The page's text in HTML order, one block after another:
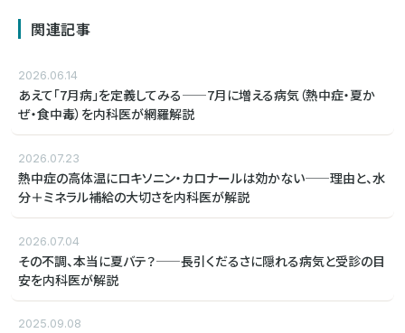
関連記事
2026.06.14
あえて「7月病」を定義してみる——7月に増える病気（熱中症・夏か
ぜ・食中毒）を内科医が網羅解説
2026.07.23
熱中症の高体温にロキソニン・カロナールは効かない——理由と、水
分＋ミネラル補給の大切さを内科医が解説
2026.07.04
その不調、本当に夏バテ？——長引くだるさに隠れる病気と受診の目
安を内科医が解説
2025.09.08